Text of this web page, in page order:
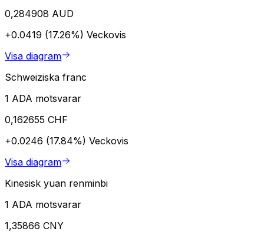
0,284908 AUD
+0.0419 (17.26%) Veckovis
Visa diagram
Schweiziska franc
1 ADA motsvarar
0,162655 CHF
+0.0246 (17.84%) Veckovis
Visa diagram
Kinesisk yuan renminbi
1 ADA motsvarar
1,35866 CNY